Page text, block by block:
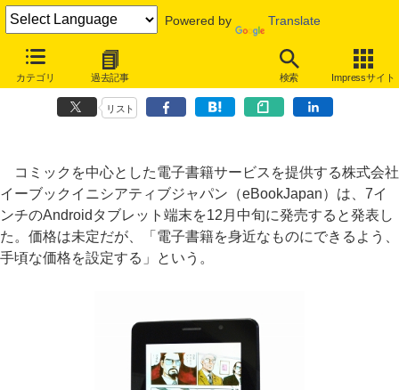
Powered by Translate
カテゴリ 過去記事 検索 Impressサイト
eBookJapan、手頃なオリジナル7インチAndroidタブレットを12月発
リスト
コミックを中心とした電子書籍サービスを提供する株式会社
イーブックイニシアティブジャパン（eBookJapan）は、7イ
ンチのAndroidタブレット端末を12月中旬に発売すると発表し
た。価格は未定だが、「電子書籍を身近なものにできるよう、
手頃な価格を設定する」という。